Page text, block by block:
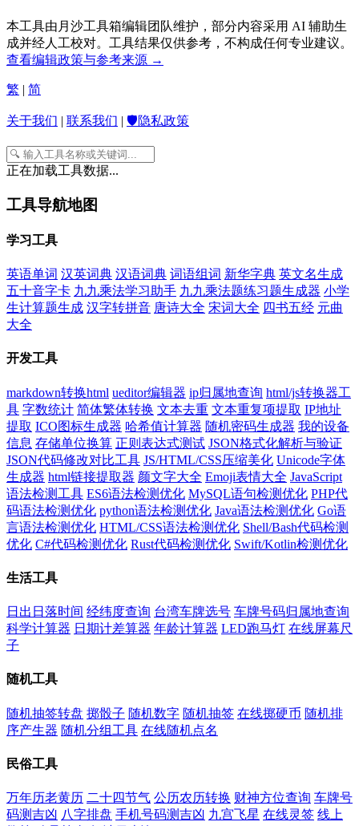
本工具由月沙工具箱编辑团队维护，部分内容采用 AI 辅助生
成并经人工校对。工具结果仅供参考，不构成任何专业建议。
查看编辑政策与参考来源 →
繁 | 简
关于我们 | 联系我们 | 🛡️隐私政策
正在加载工具数据...
工具导航地图
学习工具
英语单词 汉英词典 汉语词典 词语组词 新华字典 英文名生成
五十音字卡 九九乘法学习助手 九九乘法题练习题生成器 小学
生计算题生成 汉字转拼音 唐诗大全 宋词大全 四书五经 元曲
大全
开发工具
markdown转换html ueditor编辑器 ip归属地查询 html/js转换器工
具 字数统计 简体繁体转换 文本去重 文本重复项提取 IP地址
提取 ICO图标生成器 哈希值计算器 随机密码生成器 我的设备
信息 存储单位换算 正则表达式测试 JSON格式化解析与验证
JSON代码修改对比工具 JS/HTML/CSS压缩美化 Unicode字体
生成器 html链接提取器 颜文字大全 Emoji表情大全 JavaScript
语法检测工具 ES6语法检测优化 MySQL语句检测优化 PHP代
码语法检测优化 python语法检测优化 Java语法检测优化 Go语
言语法检测优化 HTML/CSS语法检测优化 Shell/Bash代码检测
优化 C#代码检测优化 Rust代码检测优化 Swift/Kotlin检测优化
生活工具
日出日落时间 经纬度查询 台湾车牌选号 车牌号码归属地查询
科学计算器 日期计差算器 年龄计算器 LED跑马灯 在线屏幕尺
子
随机工具
随机抽签转盘 掷骰子 随机数字 随机抽签 在线掷硬币 随机排
序产生器 随机分组工具 在线随机点名
民俗工具
万年历老黄历 二十四节气 公历农历转换 财神方位查询 车牌号
码测吉凶 八字排盘 手机号码测吉凶 九宫飞星 在线灵签 线上